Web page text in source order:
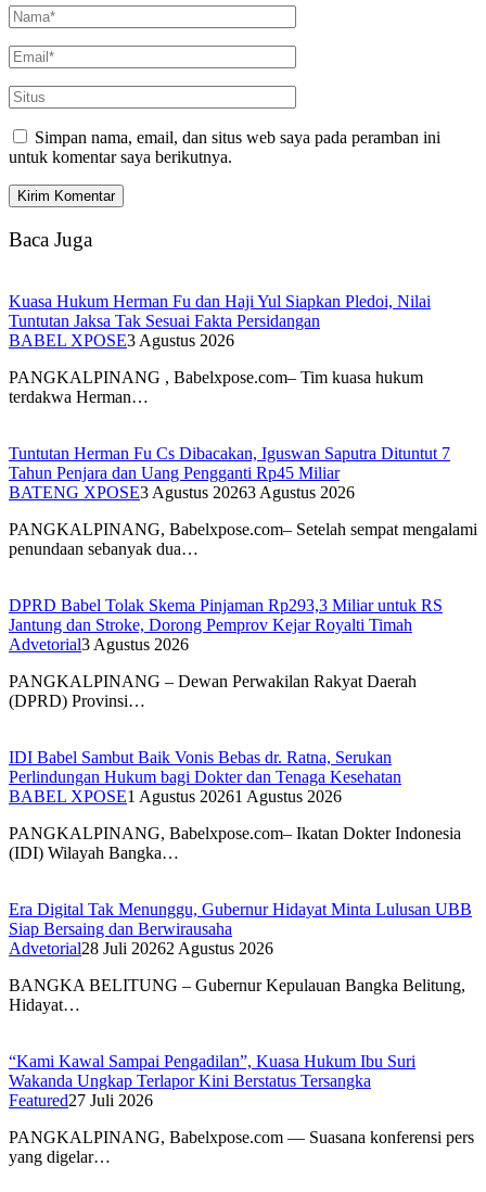
Simpan nama, email, dan situs web saya pada peramban ini
untuk komentar saya berikutnya.
Baca Juga
Kuasa Hukum Herman Fu dan Haji Yul Siapkan Pledoi, Nilai
Tuntutan Jaksa Tak Sesuai Fakta Persidangan
BABEL XPOSE3 Agustus 2026
PANGKALPINANG , Babelxpose.com– Tim kuasa hukum
terdakwa Herman…
Tuntutan Herman Fu Cs Dibacakan, Iguswan Saputra Dituntut 7
Tahun Penjara dan Uang Pengganti Rp45 Miliar
BATENG XPOSE3 Agustus 20263 Agustus 2026
PANGKALPINANG, Babelxpose.com– Setelah sempat mengalami
penundaan sebanyak dua…
DPRD Babel Tolak Skema Pinjaman Rp293,3 Miliar untuk RS
Jantung dan Stroke, Dorong Pemprov Kejar Royalti Timah
Advetorial3 Agustus 2026
PANGKALPINANG – Dewan Perwakilan Rakyat Daerah
(DPRD) Provinsi…
IDI Babel Sambut Baik Vonis Bebas dr. Ratna, Serukan
Perlindungan Hukum bagi Dokter dan Tenaga Kesehatan
BABEL XPOSE1 Agustus 20261 Agustus 2026
PANGKALPINANG, Babelxpose.com– Ikatan Dokter Indonesia
(IDI) Wilayah Bangka…
Era Digital Tak Menunggu, Gubernur Hidayat Minta Lulusan UBB
Siap Bersaing dan Berwirausaha
Advetorial28 Juli 20262 Agustus 2026
BANGKA BELITUNG – Gubernur Kepulauan Bangka Belitung,
Hidayat…
“Kami Kawal Sampai Pengadilan”, Kuasa Hukum Ibu Suri
Wakanda Ungkap Terlapor Kini Berstatus Tersangka
Featured27 Juli 2026
PANGKALPINANG, Babelxpose.com — Suasana konferensi pers
yang digelar…